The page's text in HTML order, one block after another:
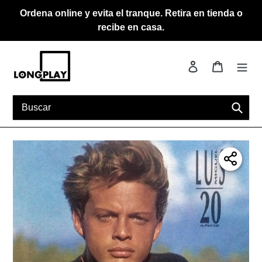
directamente
contenido
Ordena online y evita el tranque. Retira en tienda o
recibe en casa.
Ingresar Carrito